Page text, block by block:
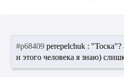
#p68409 perepelchuk : "Тоска"?
и этого человека я знаю)